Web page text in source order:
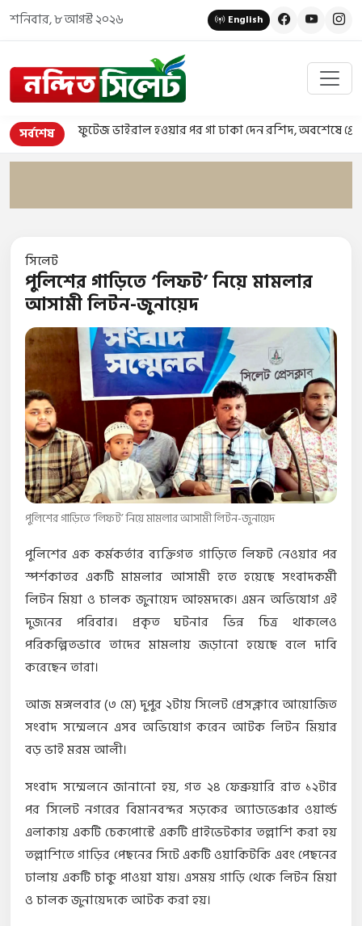
শনিবার, ৮ আগস্ট ২০২৬ English
সর্বশেষফুটেজ ভাইরাল হওয়ার পর গা ঢাকা দেন রশিদ, অবশেষে গ্রেপ্তার •
সিলেট
পুলিশের গাড়িতে ‘লিফট’ নিয়ে মামলার
আসামী লিটন-জুনায়েদ
পুলিশের গাড়িতে ‘লিফট’ নিয়ে মামলার আসামী লিটন-জুনায়েদ
পুলিশের এক কর্মকর্তার ব্যক্তিগত গাড়িতে লিফট নেওয়ার পর
স্পর্শকাতর একটি মামলার আসামী হতে হয়েছে সংবাদকর্মী
লিটন মিয়া ও চালক জুনায়েদ আহমদকে। এমন অভিযোগ এই
দুজনের পরিবার। প্রকৃত ঘটনার ভিন্ন চিত্র থাকলেও
পরিকল্পিতভাবে তাদের মামলায় জড়ানো হয়েছে বলে দাবি
করেছেন তারা।
আজ মঙ্গলবার (৩ মে) দুপুর ২টায় সিলেট প্রেসক্লাবে আয়োজিত
সংবাদ সম্মেলনে এসব অভিযোগ করেন আটক লিটন মিয়ার
বড় ভাই মরম আলী।
সংবাদ সম্মেলনে জানানো হয়, গত ২৪ ফেব্রুয়ারি রাত ১২টার
পর সিলেট নগরের বিমানবন্দর সড়কের অ্যাডভেঞ্চার ওয়ার্ল্ড
এলাকায় একটি চেকপোস্টে একটি প্রাইভেটকার তল্লাশি করা হয়
তল্লাশিতে গাড়ির পেছনের সিটে একটি ওয়াকিটকি এবং পেছনের
ঢালায় একটি চাকু পাওয়া যায়। এসময় গাড়ি থেকে লিটন মিয়া
ও চালক জুনায়েদকে আটক করা হয়।